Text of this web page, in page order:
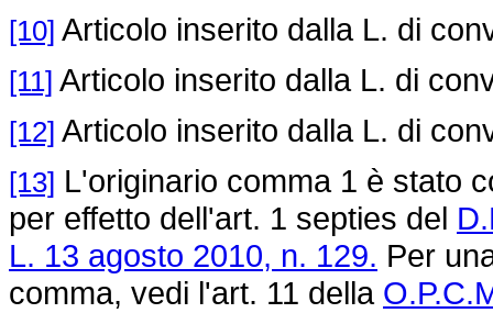
[10] Articolo inserito dalla L. di
[11] Articolo inserito dalla L. di
[12] Articolo inserito dalla L. di
[13] L'originario comma 1 è stato
per effetto dell'art. 1 septies del
L. 13 agosto 2010, n. 129. Per
comma, vedi l'art. 11 della